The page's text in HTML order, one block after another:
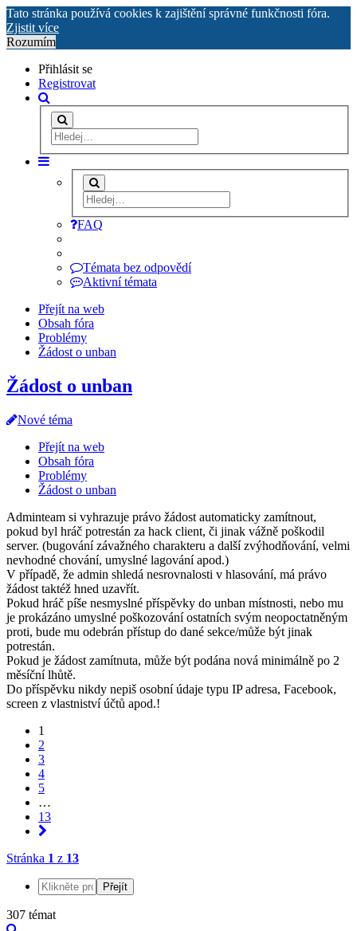
Tato stránka používá cookies k zajištění správné funkčnosti fóra.
Zjistit více
Rozumím
Přihlásit se
Registrovat
FAQ
Témata bez odpovědí
Aktivní témata
Přejít na web
Obsah fóra
Problémy
Žádost o unban
Žádost o unban
Nové téma
Přejít na web
Obsah fóra
Problémy
Žádost o unban
Adminteam si vyhrazuje právo žádost automaticky zamítnout,
pokud byl hráč potrestán za hack client, či jinak vážně poškodil
server. (bugování závažného charakteru a další zvýhodňování, velmi
nevhodné chování, umyslné lagování apod.)
V případě, že admin shledá nesrovnalosti v hlasování, má právo
žádost taktéž hned uzavřít.
Pokud hráč píše nesmyslné příspěvky do unban místnosti, nebo mu
je prokázáno umyslné poškozování ostatních svým neopoctatněným
proti, bude mu odebrán přístup do dané sekce/může být jinak
potrestán.
Pokud je žádost zamítnuta, může být podána nová minimálně po 2
měsíční lhůtě.
Do příspěvku nikdy nepiš osobní údaje typu IP adresa, Facebook,
screen z vlastniství účtů apod.!
1
2
3
4
5
…
13
Stránka 1 z 13
307 témat